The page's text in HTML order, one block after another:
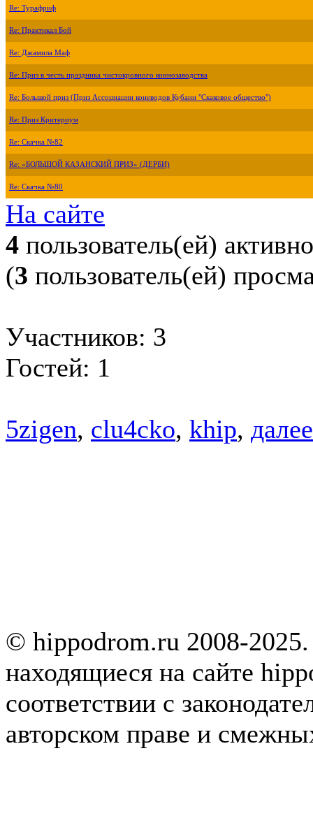
Re: Турафриф
Re: Практикал Бой
Re: Джамила Маф
Re: Приз в честь праздника чистокровного коннозаводства
Re: Большой приз (Приз Ассоциации коневодов Кубани "Скаковое общество")
Re: Приз Критериум
Re: Скачка №82
Re: «БОЛЬШОЙ КАЗАНСКИЙ ПРИЗ» (ДЕРБИ)
Re: Скачка №80
На сайте
4 пользователь(ей) активно
(3 пользователь(ей)
Участников: 3
Гостей: 1
5zigen, clu4cko, khip,
© hippodrom.ru 2008-
находящиеся на сайте
соответствии с
авторском праве и